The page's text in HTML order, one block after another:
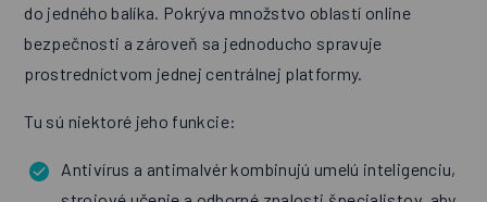
do jedného balíka. Pokrýva množstvo oblastí online
bezpečnosti a zároveň sa jednoducho spravuje
prostredníctvom jednej centrálnej platformy.
Tu sú niektoré jeho funkcie:
Antivírus a antimalvér kombinujú umelú inteligenciu,